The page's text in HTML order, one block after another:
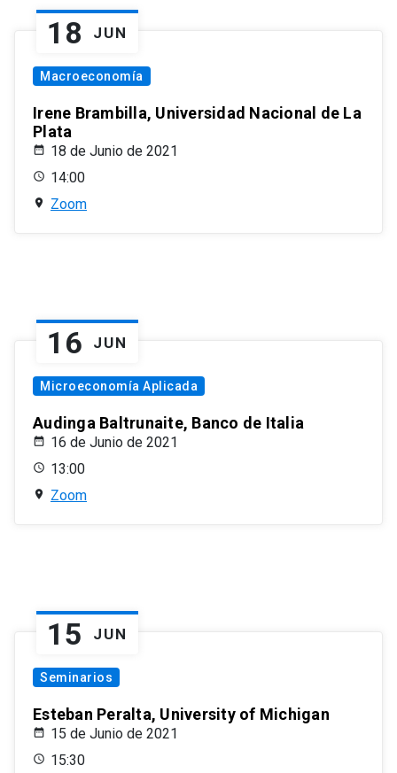
18 JUN
Macroeconomía
Irene Brambilla, Universidad Nacional de La
Plata
18 de Junio de 2021
14:00
Zoom
16 JUN
Microeconomía Aplicada
Audinga Baltrunaite, Banco de Italia
16 de Junio de 2021
13:00
Zoom
15 JUN
Seminarios
Esteban Peralta, University of Michigan
15 de Junio de 2021
15:30